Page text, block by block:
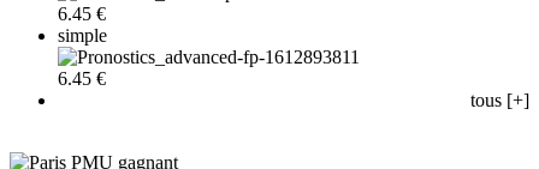
6.45 €
simple
6.45 €
tous [+]